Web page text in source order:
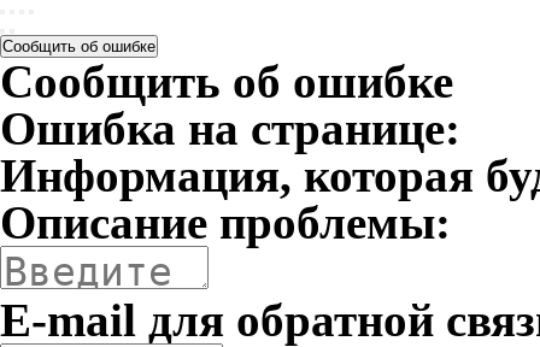
Сообщить об ошибке
Сообщить об ошибке
Ошибка на странице:
Информация, которая
Описание проблемы:
E-mail для обратной